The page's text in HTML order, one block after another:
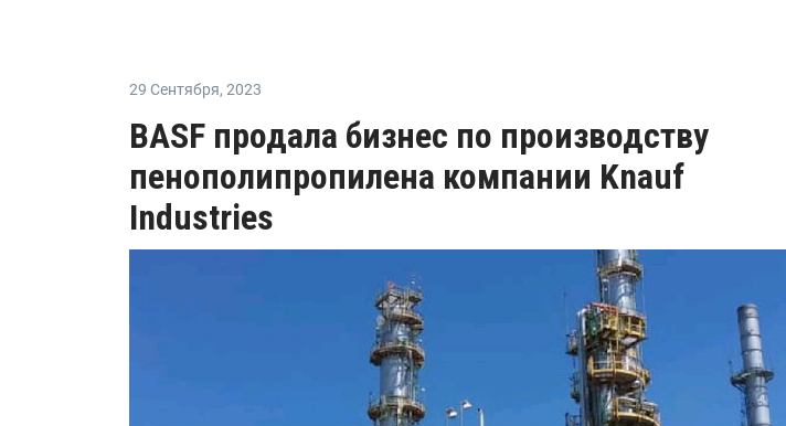
29 Сентября, 2023
BASF продала бизнес по производству
пенополипропилена компании Knauf
Industries